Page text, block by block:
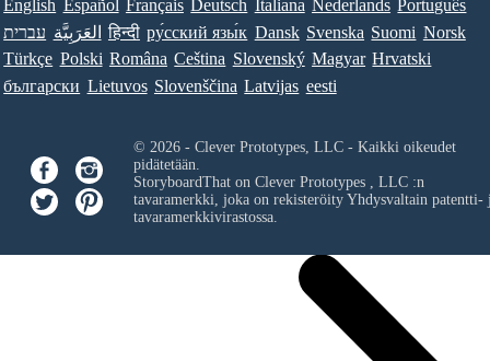
English Español Français Deutsch Italiana Nederlands Português
עברית العَرَبِيَّة हिन्दी ру́сский язы́к Dansk Svenska Suomi Norsk
Türkçe Polski Româna Ceština Slovenský Magyar Hrvatski
български Lietuvos Slovenščina Latvijas eesti
© 2026 - Clever Prototypes, LLC - Kaikki oikeudet
pidätetään.
StoryboardThat on Clever Prototypes , LLC:n
tavaramerkki, joka on rekisteröity Yhdysvaltain patentti-
tavaramerkkivirastossa.